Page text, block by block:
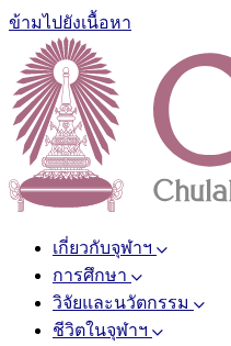
ข้ามไปยังเนื้อหา
เกี่ยวกับจุฬาฯ
การศึกษา
วิจัยและนวัตกรรม
ชีวิตในจุฬาฯ